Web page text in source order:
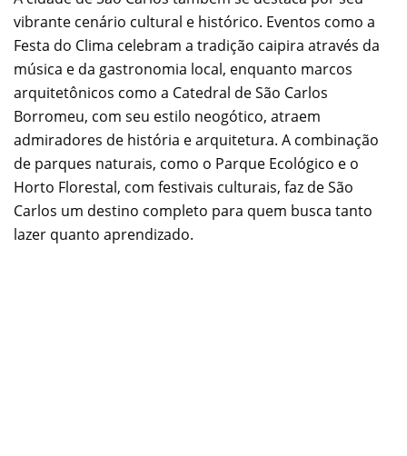
vibrante cenário cultural e histórico. Eventos como a
Festa do Clima celebram a tradição caipira através da
música e da gastronomia local, enquanto marcos
arquitetônicos como a Catedral de São Carlos
Borromeu, com seu estilo neogótico, atraem
admiradores de história e arquitetura. A combinação
de parques naturais, como o Parque Ecológico e o
Horto Florestal, com festivais culturais, faz de São
Carlos um destino completo para quem busca tanto
lazer quanto aprendizado.